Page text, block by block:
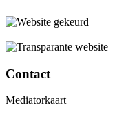
Contact
Mediatorkaart